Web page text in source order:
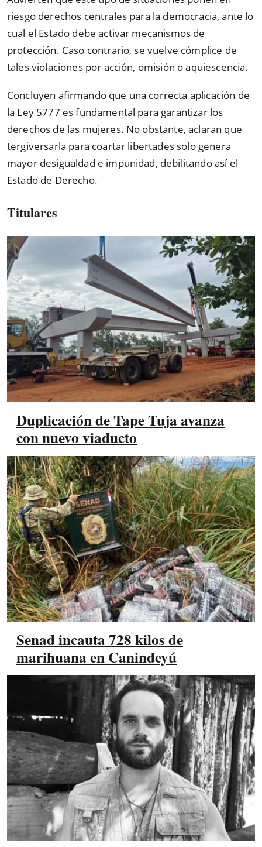
riesgo derechos centrales para la democracia, ante lo
cual el Estado debe activar mecanismos de
protección. Caso contrario, se vuelve cómplice de
tales violaciones por acción, omisión o aquiescencia.
Concluyen afirmando que una correcta aplicación de
la Ley 5777 es fundamental para garantizar los
derechos de las mujeres. No obstante, aclaran que
tergiversarla para coartar libertades solo genera
mayor desigualdad e impunidad, debilitando así el
Estado de Derecho.
Titulares
Duplicación de Tape Tuja avanza
con nuevo viaducto
Senad incauta 728 kilos de
marihuana en Canindeyú